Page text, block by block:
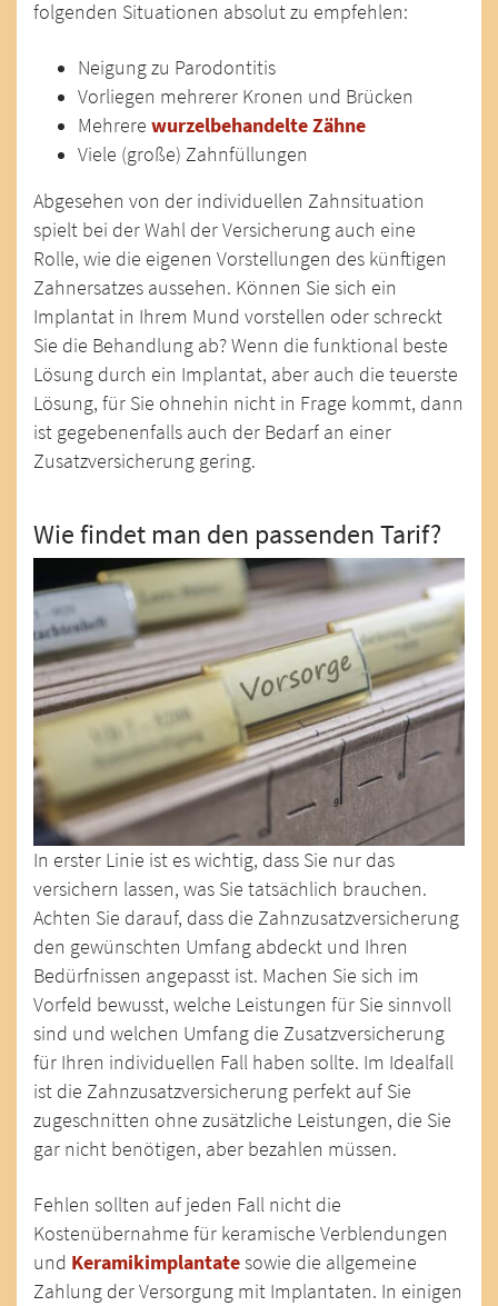
folgenden Situationen absolut zu empfehlen:
Neigung zu Parodontitis
Vorliegen mehrerer Kronen und Brücken
Mehrere wurzelbehandelte Zähne
Viele (große) Zahnfüllungen
Abgesehen von der individuellen Zahnsituation
spielt bei der Wahl der Versicherung auch eine
Rolle, wie die eigenen Vorstellungen des künftigen
Zahnersatzes aussehen. Können Sie sich ein
Implantat in Ihrem Mund vorstellen oder schreckt
Sie die Behandlung ab? Wenn die funktional beste
Lösung durch ein Implantat, aber auch die teuerste
Lösung, für Sie ohnehin nicht in Frage kommt, dann
ist gegebenenfalls auch der Bedarf an einer
Zusatzversicherung gering.
Wie findet man den passenden Tarif?
In erster Linie ist es wichtig, dass Sie nur das
versichern lassen, was Sie tatsächlich brauchen.
Achten Sie darauf, dass die Zahnzusatzversicherung
den gewünschten Umfang abdeckt und Ihren
Bedürfnissen angepasst ist. Machen Sie sich im
Vorfeld bewusst, welche Leistungen für Sie sinnvoll
sind und welchen Umfang die Zusatzversicherung
für Ihren individuellen Fall haben sollte. Im Idealfall
ist die Zahnzusatzversicherung perfekt auf Sie
zugeschnitten ohne zusätzliche Leistungen, die Sie
gar nicht benötigen, aber bezahlen müssen.
Fehlen sollten auf jeden Fall nicht die
Kostenübernahme für keramische Verblendungen
und Keramikimplantatesowie die allgemeine
Zahlung der Versorgung mit Implantaten. In einigen